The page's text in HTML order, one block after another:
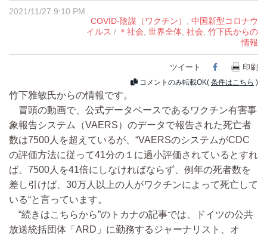
2021/11/27 9:10 PM
COVID-陰謀（ワクチン）
中国新型コロナウ
イルス / ＊社会 世界全体 社会 竹下氏からの
情報
ツイート Facebook
印刷
コメントのみ転載OK( 条件はこちら )
竹下雅敏氏からの情報です。
冒頭の動画で、公式データベースであるワクチン有害事
象報告システム（VAERS）のデータで報告された死亡者
数は7500人を超えているが、“VAERSのシステムがCDC
の評価方法に従って41分の１に過小評価されているとすれ
ば、7500人を41倍にしなければならず、例年の死者数を
差し引けば、30万人以上の人がワクチンによって死亡して
いる“と言っています。
“続きはこちらから”のトカナの記事では、ドイツの公共
放送統括団体「ARD」に勤務するジャーナリスト、オ